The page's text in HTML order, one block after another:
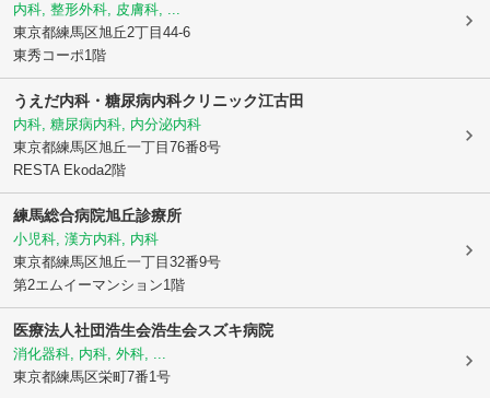
内科, 整形外科, 皮膚科, ...
東京都練馬区旭丘2丁目44-6
東秀コーポ1階
うえだ内科・糖尿病内科クリニック江古田
内科, 糖尿病内科, 内分泌内科
東京都練馬区旭丘一丁目76番8号
RESTA Ekoda2階
練馬総合病院旭丘診療所
小児科, 漢方内科, 内科
東京都練馬区旭丘一丁目32番9号
第2エムイーマンション1階
医療法人社団浩生会浩生会スズキ病院
消化器科, 内科, 外科, ...
東京都練馬区栄町7番1号